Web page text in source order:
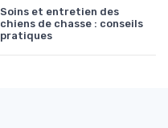
Soins et entretien des
chiens de chasse : conseils
pratiques